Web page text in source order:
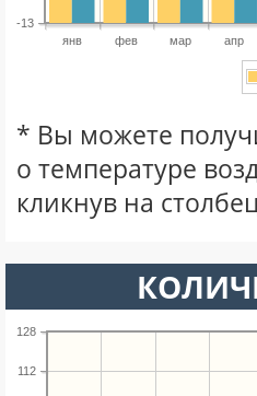
янв фев мар апр
-13
* Вы можете
о температуре
кликнув на
112
128